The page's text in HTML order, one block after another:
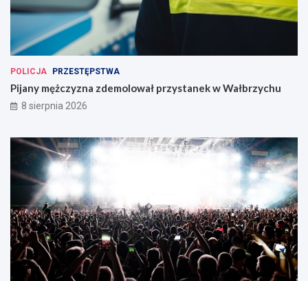
POLICJA PRZESTĘPSTWA
Pijany mężczyzna zdemolował przystanek w Wałbrzychu
8 sierpnia 2026